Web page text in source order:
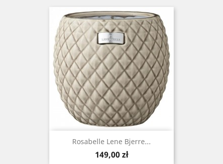
Rosabelle Lene Bjerre...
Cena
149,00 zł